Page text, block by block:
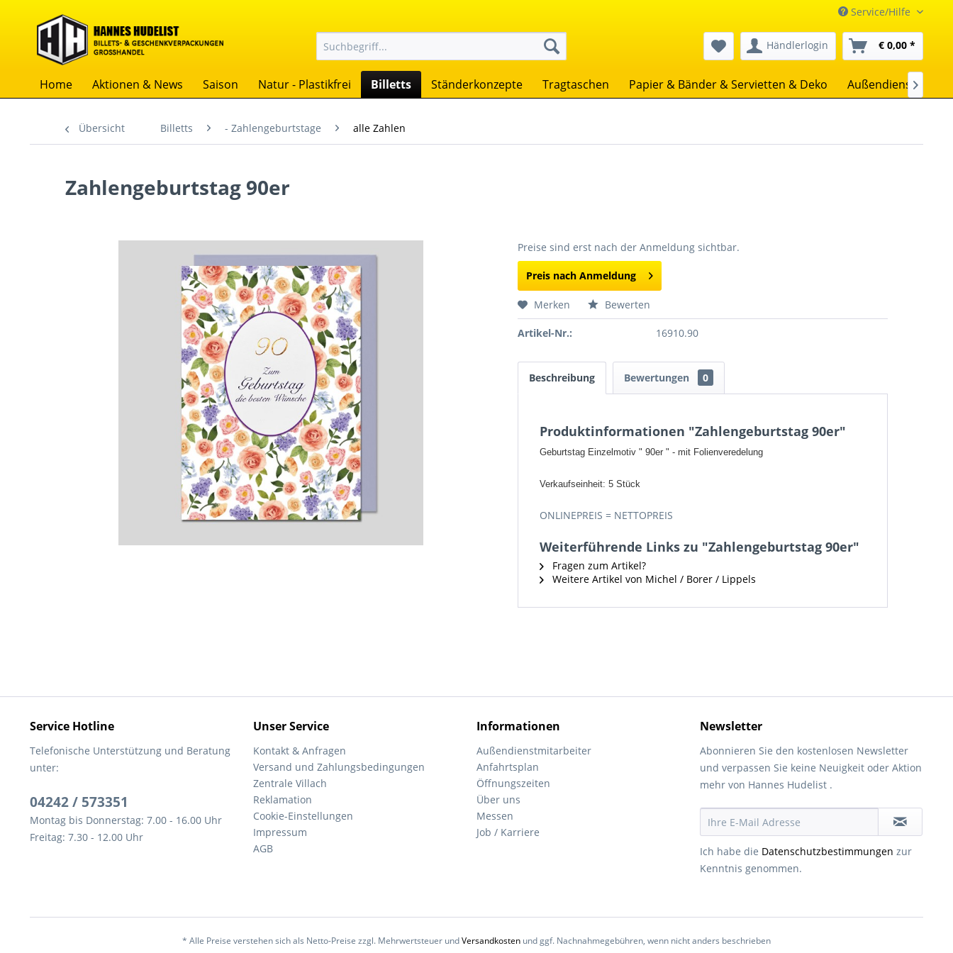
Service/Hilfe
Händlerlogin € 0,00 *
Home Aktionen & News Saison Natur - Plastikfrei Billetts Ständerkonzepte Tragtaschen Papier & Bänder & Servietten & Deko Außendienst
Übersicht Billetts - Zahlengeburtstage alle Zahlen
Zahlengeburtstag 90er
Preise sind erst nach der Anmeldung sichtbar.
Preis nach Anmeldung
Merken Bewerten
Artikel-Nr.: 16910.90
Beschreibung Bewertungen 0
Produktinformationen "Zahlengeburtstag 90er"
Geburtstag Einzelmotiv " 90er " - mit Folienveredelung
Verkaufseinheit: 5 Stück
ONLINEPREIS = NETTOPREIS
Weiterführende Links zu "Zahlengeburtstag 90er"
Fragen zum Artikel?
Weitere Artikel von Michel / Borer / Lippels
Service Hotline
Telefonische Unterstützung und Beratung
unter:
04242 / 573351
Montag bis Donnerstag: 7.00 - 16.00 Uhr
Freitag: 7.30 - 12.00 Uhr
Unser Service
Kontakt & Anfragen
Versand und Zahlungsbedingungen
Zentrale Villach
Reklamation
Cookie-Einstellungen
Impressum
AGB
Informationen
Außendienstmitarbeiter
Anfahrtsplan
Öffnungszeiten
Über uns
Messen
Job / Karriere
Newsletter
Abonnieren Sie den kostenlosen Newsletter
und verpassen Sie keine Neuigkeit oder Aktion
mehr von Hannes Hudelist .
Ich habe die Datenschutzbestimmungen zur
Kenntnis genommen.
* Alle Preise verstehen sich als Netto-Preise zzgl. Mehrwertsteuer undVersandkosten und ggf. Nachnahmegebühren, wenn nicht anders beschrieben